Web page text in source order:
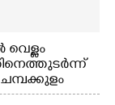
വെള്ളം